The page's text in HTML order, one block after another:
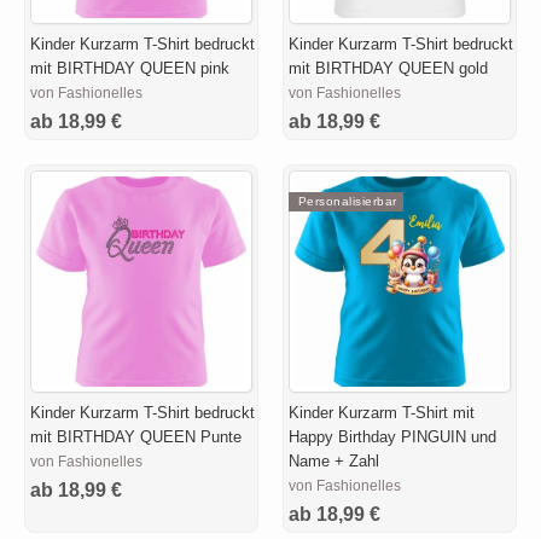
Kinder Kurzarm T-Shirt bedruckt
mit BIRTHDAY QUEEN pink
von Fashionelles
ab 18,99 €
Kinder Kurzarm T-Shirt bedruckt
mit BIRTHDAY QUEEN gold
von Fashionelles
ab 18,99 €
Kinder Kurzarm T-Shirt bedruckt
mit BIRTHDAY QUEEN Punte
von Fashionelles
ab 18,99 €
Personalisierbar
Kinder Kurzarm T-Shirt mit
Happy Birthday PINGUIN und
Name + Zahl
von Fashionelles
ab 18,99 €